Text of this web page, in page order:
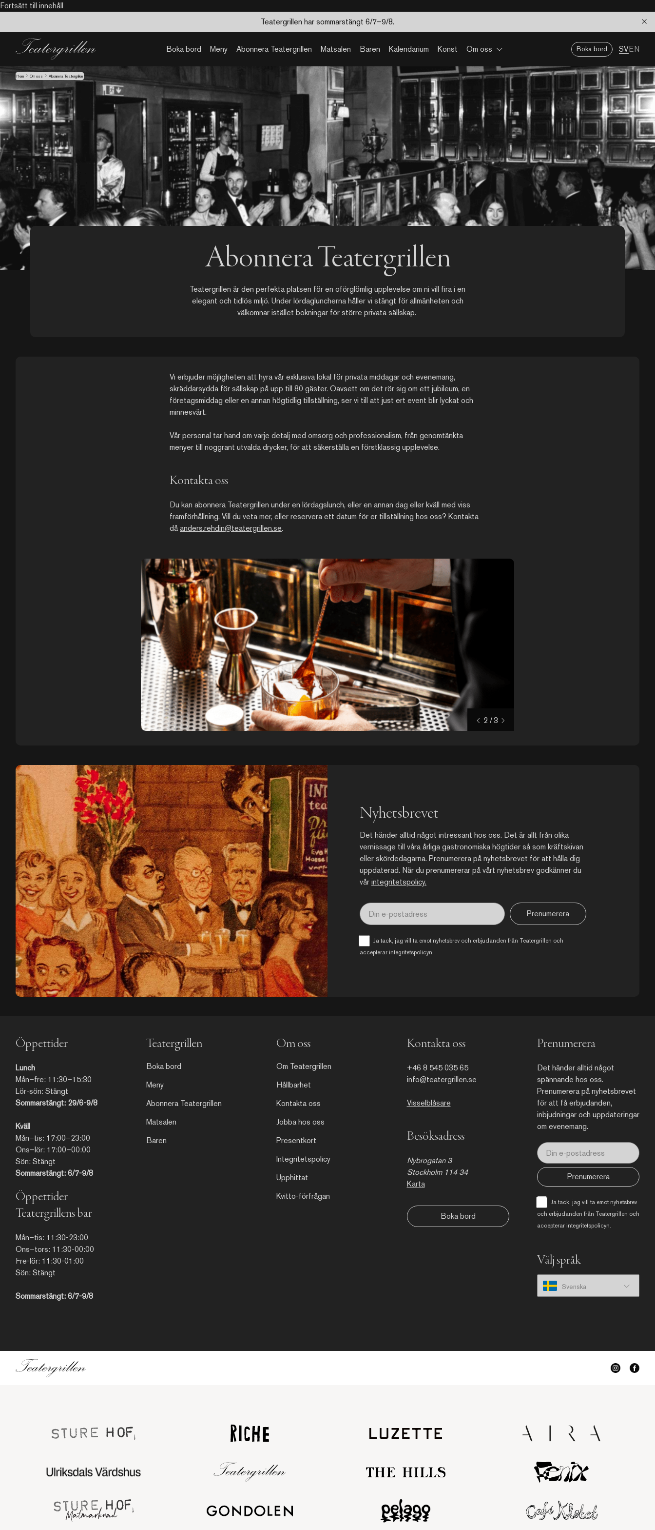
Fortsätt till innehåll
Teatergrillen har sommarstängt 6/7–9/8.
Boka bord Meny Abonnera Teatergrillen Matsalen Baren Kalendarium Konst Om oss Boka bord SVEN
Hem Om oss Abonnera Teatergrillen
Abonnera Teatergrillen
Teatergrillen är den perfekta platsen för en oförglömlig upplevelse om ni vill fira i en
elegant och tidlös miljö. Under lördagluncherna håller vi stängt för allmänheten och
välkomnar istället bokningar för större privata sällskap.
Vi erbjuder möjligheten att hyra vår exklusiva lokal för privata middagar och evenemang,
skräddarsydda för sällskap på upp till 80 gäster. Oavsett om det rör sig om ett jubileum, en
företagsmiddag eller en annan högtidlig tillställning, ser vi till att just ert event blir lyckat och
minnesvärt.
Vår personal tar hand om varje detalj med omsorg och professionalism, från genomtänkta
menyer till noggrant utvalda drycker, för att säkerställa en förstklassig upplevelse.
Kontakta oss
Du kan abonnera Teatergrillen under en lördagslunch, eller en annan dag eller kväll med viss
framförhållning. Vill du veta mer, eller reservera ett datum för er tillställning hos oss? Kontakta
då anders.rehdin@teatergrillen.se.
2 /3
Nyhetsbrevet
Det händer alltid något intressant hos oss. Det är allt från olika
vernissage till våra årliga gastronomiska högtider så som kräftskivan
eller skördedagarna. Prenumerera på nyhetsbrevet för att hålla dig
uppdaterad. När du prenumererar på vårt nyhetsbrev godkänner du
vår integritetspolicy.
Ja tack, jag vill ta emot nyhetsbrev och erbjudanden från Teatergrillen och
accepterar integritetspolicyn
Prenumerera
Öppettider
Lunch
Mån–fre: 11:30–15:30
Lör-sön: Stängt
Sommarstängt: 29/6-9/8
Kväll
Mån–tis: 17:00–23:00
Ons–lör: 17:00–00:00
Sön: Stängt
Sommarstängt: 6/7-9/8
Öppettider
Teatergrillens bar
Mån–tis: 11:30-23:00
Ons–tors: 11:30-00:00
Fre-lör: 11:30-01:00
Sön: Stängt
Sommarstängt: 6/7-9/8
Teatergrillen
Boka bord
Meny
Abonnera Teatergrillen
Matsalen
Baren
Om oss
Om Teatergrillen
Hållbarhet
Kontakta oss
Jobba hos oss
Presentkort
Integritetspolicy
Upphittat
Kvitto-förfrågan
Kontakta oss
+46 8 545 035 65
info@teatergrillen.se
Visselblåsare
Besöksadress
Nybrogatan 3
Stockholm 114 34
Karta
Boka bord
Prenumerera
Det händer alltid något
spännande hos oss.
Prenumerera på nyhetsbrevet
för att få erbjudanden,
inbjudningar och uppdateringar
om evenemang.
Ja tack, jag vill ta emot nyhetsbrev
och erbjudanden från Teatergrillen och
accepterar integritetspolicyn
Prenumerera
Välj språk
Svenska